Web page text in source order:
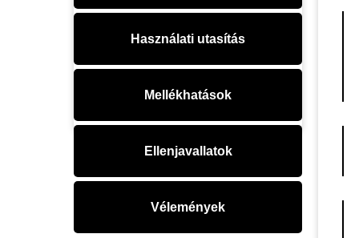
Használati utasítás
Mellékhatások
Ellenjavallatok
Vélemények